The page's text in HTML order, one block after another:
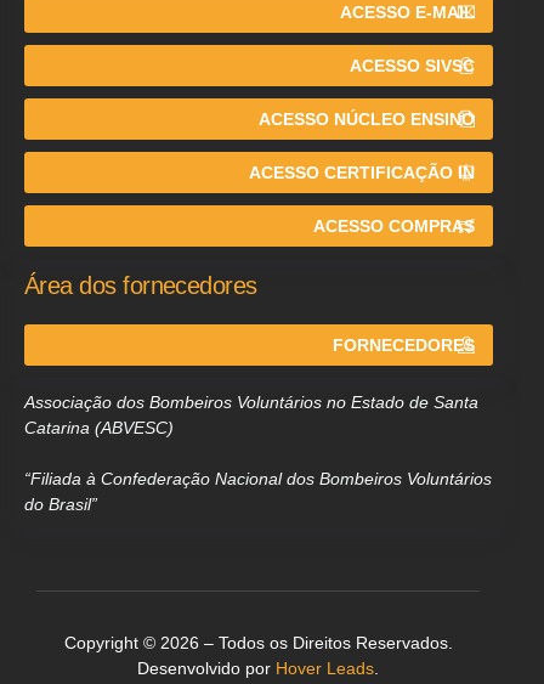
ACESSO E-MAIL
ACESSO SIVSC
ACESSO NÚCLEO ENSINO
ACESSO CERTIFICAÇÃO IN
ACESSO COMPRAS
Área dos fornecedores
FORNECEDORES
Associação dos Bombeiros Voluntários no Estado de Santa
Catarina (ABVESC)
“Filiada à Confederação Nacional dos Bombeiros Voluntários
do Brasil”
Copyright © 2026 – Todos os Direitos Reservados.
Desenvolvido por Hover Leads